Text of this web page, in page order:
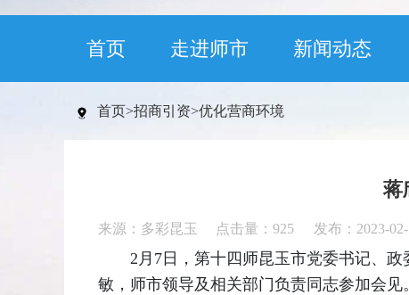
首页 走进师市 新闻动态
首页>招商引资>优化营商环境
蒋
来源：多彩昆玉 点击量： 925 发布：2023-
2月7日，第十四师昆玉市党委书记、
敏，师市领导及相关部门负责同志参加会见。